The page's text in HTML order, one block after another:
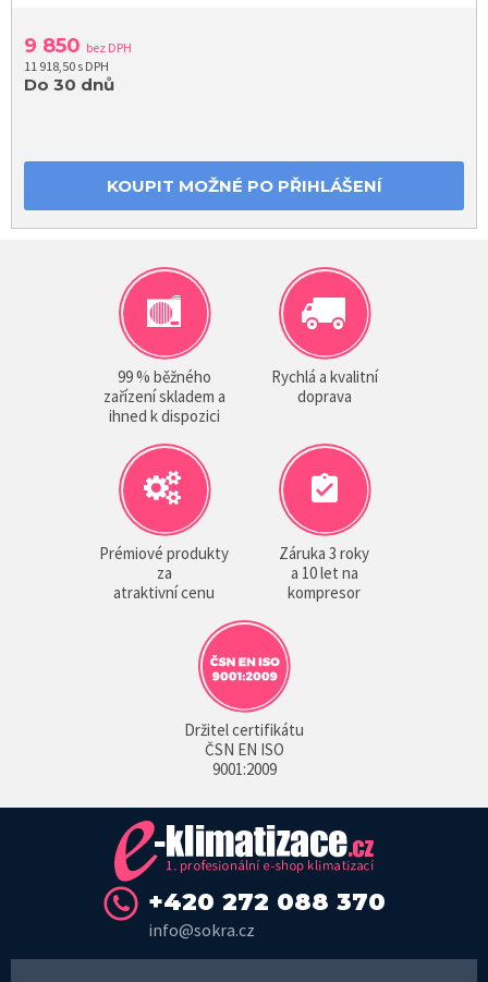
9 850 bez DPH
11 918,50 s DPH
Do 30 dnů
KOUPIT MOŽNÉ PO PŘIHLÁŠENÍ
99 % běžného
zařízení skladem a
ihned k dispozici
Rychlá a kvalitní
doprava
Prémiové produkty
za
atraktivní cenu
Záruka 3 roky
a 10 let na
kompresor
Držitel certifikátu
ČSN EN ISO
9001:2009
+420 272 088 370
info@sokra.cz